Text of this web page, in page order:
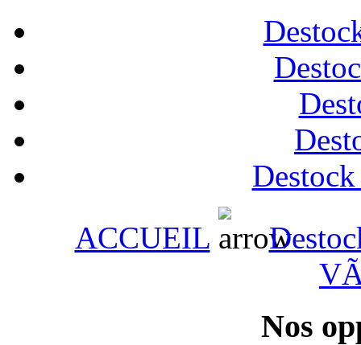
ACCUEIL
Nos